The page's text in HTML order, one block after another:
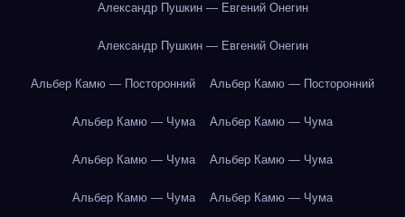
Александр Пушкин — Евгений Онегин
Александр Пушкин — Евгений Онегин
Альбер Камю — Посторонний Альбер Камю — Посторонний
Альбер Камю — Чума Альбер Камю — Чума
Альбер Камю — Чума Альбер Камю — Чума
Альбер Камю — Чума Альбер Камю — Чума